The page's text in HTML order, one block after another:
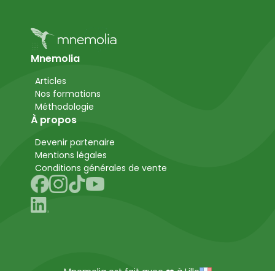
Mnemolia
Articles
Nos formations
Méthodologie
À propos
Devenir partenaire
Mentions légales
Conditions générales de vente